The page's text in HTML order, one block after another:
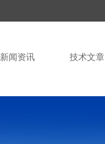
新闻资讯 技术文章